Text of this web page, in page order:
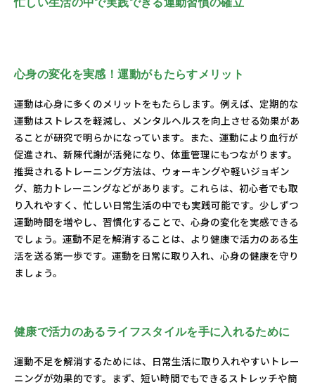
忙しい生活の中で実践できる運動習慣の確立
心身の変化を実感！運動がもたらすメリット
運動は心身に多くのメリットをもたらします。例えば、定期的な
運動はストレスを軽減し、メンタルヘルスを向上させる効果があ
ることが研究で明らかになっています。また、運動により血行が
促進され、新陳代謝が活発になり、体重管理にもつながります。
推奨されるトレーニング方法は、ウォーキングや軽いジョギン
グ、筋力トレーニングなどがあります。これらは、初心者でも取
り入れやすく、忙しい日常生活の中でも実践可能です。少しずつ
運動時間を増やし、習慣化することで、心身の変化を実感できる
でしょう。運動不足を解消することは、より健康で活力のある生
活を送る第一歩です。運動を日常に取り入れ、心身の健康を守り
ましょう。
健康で活力のあるライフスタイルを手に入れるために
運動不足を解消するためには、日常生活に取り入れやすいトレー
ニングが効果的です。まず、短い時間でもできるストレッチや簡